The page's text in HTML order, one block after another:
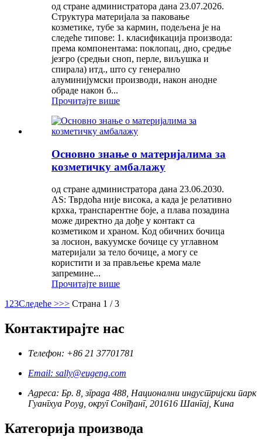
од стране администратора дана 23.07.2026.
Структура материјала за паковање
козметике, тубе за кармин, подељена је на
следеће типове: 1. класификација производа:
према компонентама: поклопац, дно, средње
језгро (средњи сноп, перле, виљушка и
спирала) итд., што су генерално
алуминијумски производи, након анодне
обраде након б...
Прочитајте више
Основно знање о материјалима за
козметичку амбалажу
од стране администратора дана 23.06.2030.
AS: Тврдоћа није висока, а када је релативно
крхка, транспарентне боје, а плава позадина
може директно да дође у контакт са
козметиком и храном. Код обичних бочица
за лосион, вакуумске бочице су углавном
материјали за тело бочице, а могу се
користити и за прављење крема мале
запремине...
Прочитајте више
1 23Следеће >>> Страна 1 / 3
Контактирајте нас
Телефон: +86 21 37701781
Email: sally@eugeng.com
Адреса: Бр. 8, зграда 488, Национални индустријски парк
Гуангхуа Роуд, округ Сонгђанг, 201616 Шангај, Кина
Категорија производа